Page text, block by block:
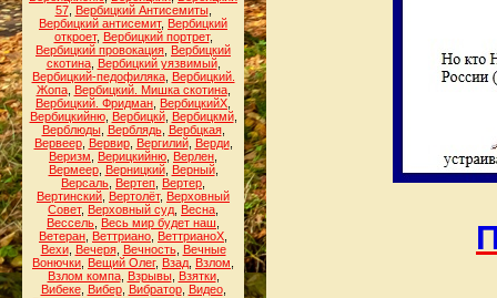
57, Вербицкий Антисемиты,
Вербицкий антисемит, Вербицкий
откроет, Вербицкий портрет,
Вербицкий провокация Вербицкий
скотина, Вербицкий уязвимый,
Вербицкий-педофиляка, Вербицкий.
Жопа, Вербицкий. Мишка скотина,
Вербицкий. Фридман ВербицкийХ
Вербицкийню, Вербицкй, Вербицкмй,
Верблюды, Верблядь, Вербцкая,
Вервеер, Вервир, Вергилий, Верди,
Веризм
Верицкийню Верлен
Вермеер, Верницкий, Верный,
Версаль Вертеп Вертер
Вертинский Вертолёт, Верховный
Совет, Верховный суд Весна
Вессель Весь мир будет наш
Ветеран Веттриано ВеттрианоХ
Вехи, Вечеря, Вечность, Вечные
Вонючки Вещий Олег, Взад Взлом
Взлом компа, Взрывы, Взятки,
Вибеке, Вибер, Вибратор, Видео,